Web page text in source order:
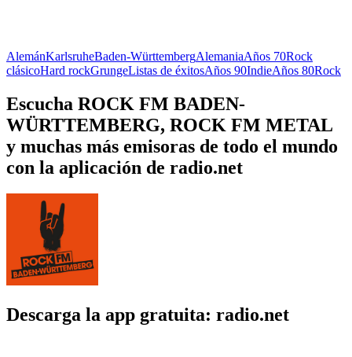
AlemánKarlsruheBaden-WürttembergAlemaniaAños 70Rock
clásicoHard rockGrungeListas de éxitosAños 90IndieAños 80Rock
Escucha ROCK FM BADEN-
WÜRTTEMBERG, ROCK FM METAL
y muchas más emisoras de todo el mundo
con la aplicación de radio.net
Descarga la app gratuita: radio.net